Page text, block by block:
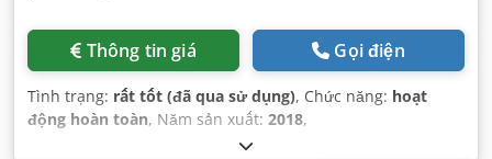
Thông tin giá Gọi điện
Tình trạng: rất tốt (đã qua sử dụng), Chức năng: hoạt
động hoàn toàn, Năm sản xuất: 2018,